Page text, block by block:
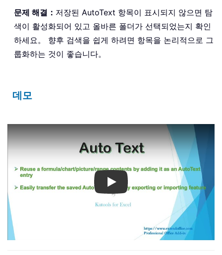
문제 해결： 저장된 AutoText 항목이 표시되지 않으면 탐
색이 활성화되어 있고 올바른 폴더가 선택되었는지 확인
하세요。 향후 검색을 쉽게 하려면 항목을 논리적으로 그
룹화하는 것이 좋습니다。
데모
Play